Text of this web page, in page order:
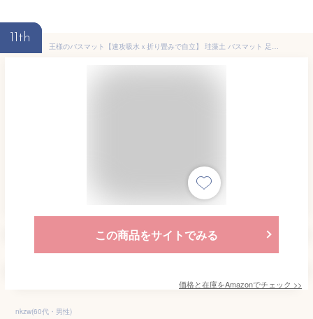
11th
王様のバスマット【速攻吸水ｘ折り畳みで自立】 珪藻土 バスマット 足拭きマット ハードタイプ ノンアスベスト 自立式 防カビ 滑り止め付き サラサラ持続 珪藻土マット (グレー)
この商品をサイトでみる
価格と在庫をAmazonでチェック >>
nkzw(60代・男性)